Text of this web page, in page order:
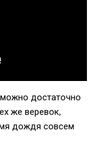
можно достаточно
же веревок,
дождя совсем